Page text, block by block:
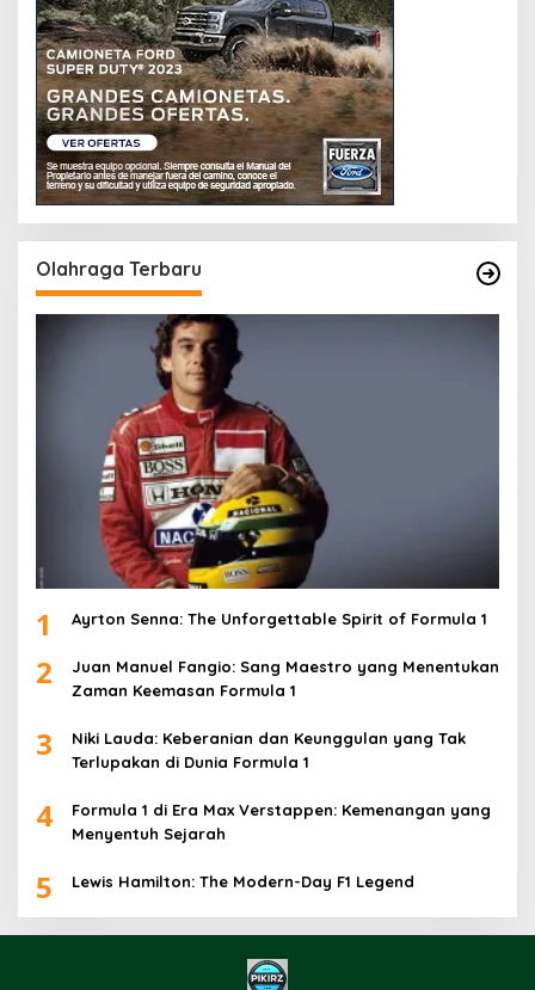
Olahraga Terbaru
1 Ayrton Senna: The Unforgettable Spirit of Formula 1
2
Juan Manuel Fangio: Sang Maestro yang Menentukan
Zaman Keemasan Formula 1
3
Niki Lauda: Keberanian dan Keunggulan yang Tak
Terlupakan di Dunia Formula 1
4
Formula 1 di Era Max Verstappen: Kemenangan yang
Menyentuh Sejarah
5 Lewis Hamilton: The Modern-Day F1 Legend